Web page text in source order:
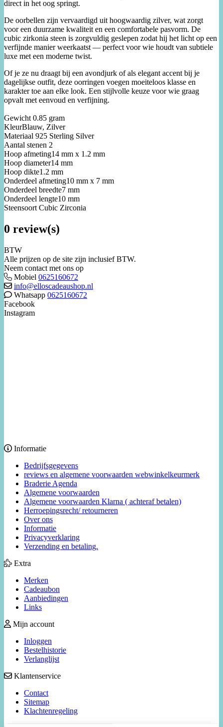
direct in het oog springt.
De oorbellen zijn vervaardigd uit hoogwaardig zilver, wat zorgt
voor een duurzame kwaliteit en een comfortabele pasvorm. De
cubic zirkonia steen is zorgvuldig geslepen zodat hij het licht op een
verfijnde manier weerkaatst — perfect voor wie houdt van subtiele
luxe met een moderne twist.
Of je ze nu draagt bij een avondjurk of als elegant accent bij je
dagelijkse outfit, deze oorringen voegen moeiteloos klasse en
karakter toe aan elke look. Een stijlvolle keuze voor wie graag
opvalt met eenvoud en verfijning.
Gewicht 0.85 gram
KleurBlauw, Zilver
Materiaal 925 Sterling Silver
Aantal stenen 2
Hoop afmeting14 mm x 1.2 mm
Hoop diameter14 mm
Hoop dikte1.2 mm
Onderdeel afmeting10 mm x 7 mm
Onderdeel breedte7 mm
Onderdeel lengte10 mm
Steensoort Cubic Zirconia
0 review(s)
BTW
Alle prijzen op de site zijn inclusief BTW.
Neem contact met ons op
Mobiel 0625160672
info@elloscadeaushop.nl
Whatsapp 0625160672
Facebook
Instagram
Informatie
Bedrijfsgegevens
reviews en algemene voorwaarden webwinkelkeurmerk
Braderie Agenda
Algemene voorwaarden
Algemene voorwaarden Klarna ( achteraf betalen)
Herroepingsrecht/ retourneren
Over ons
Informatie
Privacyverklaring
Verzending en betaling.
Extra
Merken
Cadeaubon
Aanbiedingen
Links
Mijn account
Inloggen
Bestelhistorie
Verlanglijst
Klantenservice
Contact
Sitemap
Klachtenregeling